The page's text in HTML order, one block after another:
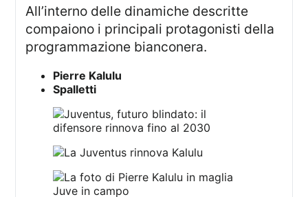
All’interno delle dinamiche descritte
compaiono i principali protagonisti della
programmazione bianconera.
Pierre Kalulu
Spalletti